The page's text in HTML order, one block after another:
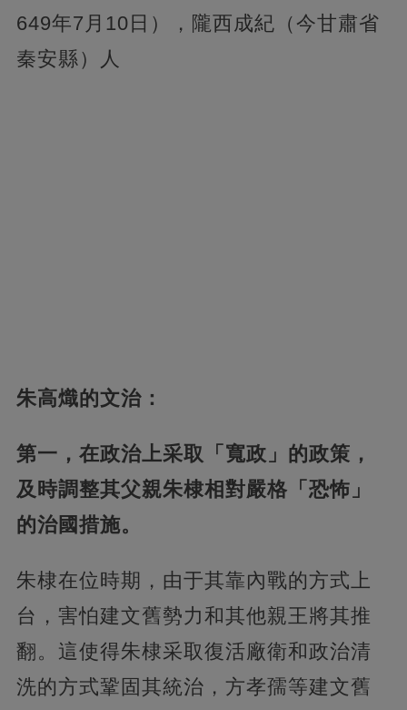
649年7月10日），隴西成紀（今甘肅省
秦安縣）人
朱高熾的文治：
第一，在政治上采取「寬政」的政策，
及時調整其父親朱棣相對嚴格「恐怖」
的治國措施。
朱棣在位時期，由于其靠內戰的方式上
台，害怕建文舊勢力和其他親王將其推
翻。這使得朱棣采取復活廠衛和政治清
洗的方式鞏固其統治，方孝孺等建文舊